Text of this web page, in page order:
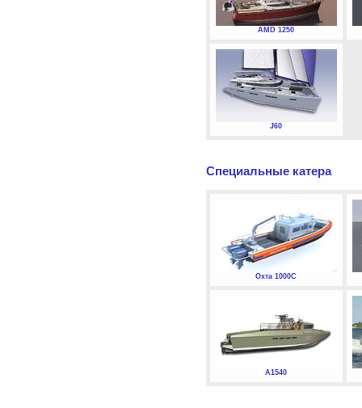
AMD 1250
J60
Специальные катера
Охта 1000С
А1540